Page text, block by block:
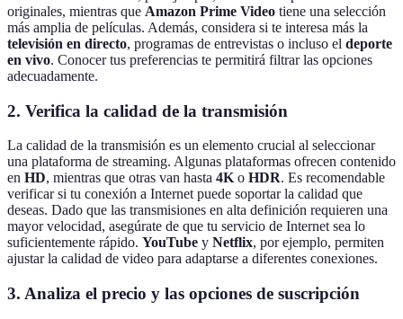
originales, mientras que Amazon Prime Video tiene una selección
más amplia de películas. Además, considera si te interesa más la
televisión en directo, programas de entrevistas o incluso el deporte
en vivo. Conocer tus preferencias te permitirá filtrar las opciones
adecuadamente.
2. Verifica la calidad de la transmisión
La calidad de la transmisión es un elemento crucial al seleccionar
una plataforma de streaming. Algunas plataformas ofrecen contenido
en HD, mientras que otras van hasta 4K o HDR. Es recomendable
verificar si tu conexión a Internet puede soportar la calidad que
deseas. Dado que las transmisiones en alta definición requieren una
mayor velocidad, asegúrate de que tu servicio de Internet sea lo
suficientemente rápido. YouTube y Netflix, por ejemplo, permiten
ajustar la calidad de video para adaptarse a diferentes conexiones.
3. Analiza el precio y las opciones de suscripción